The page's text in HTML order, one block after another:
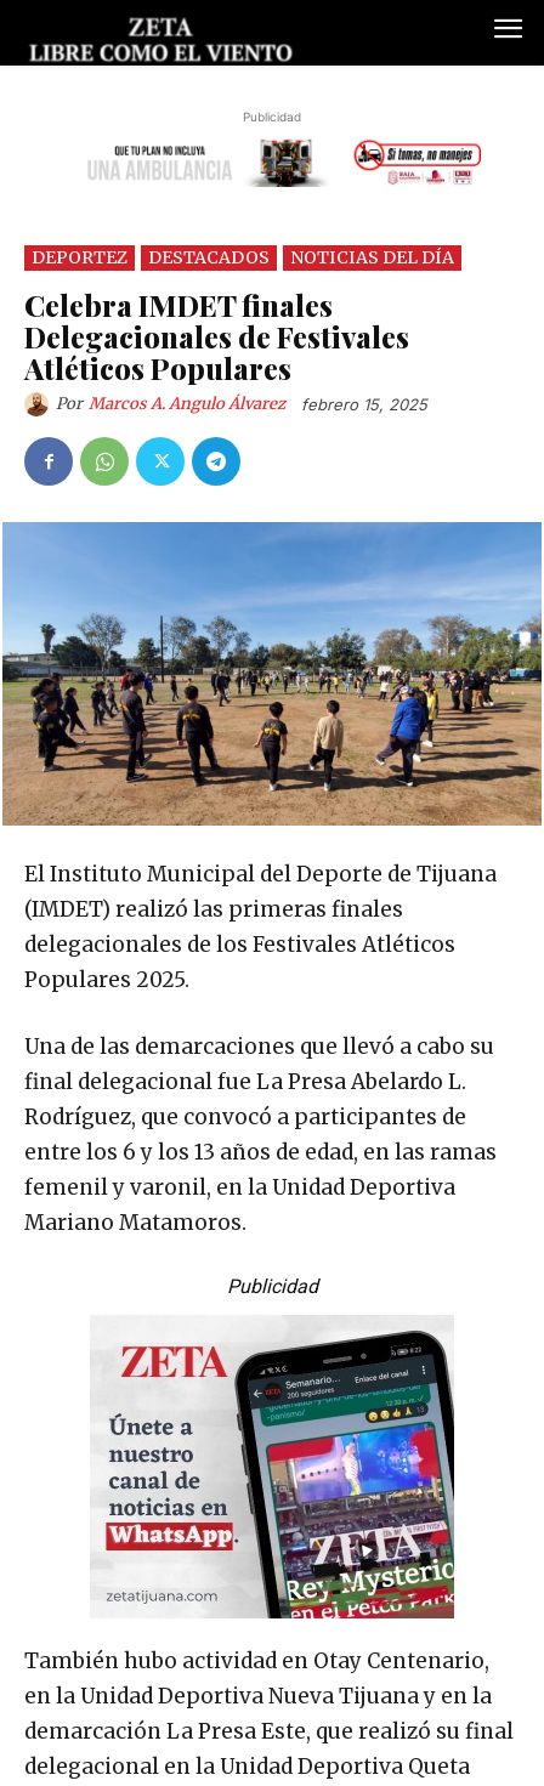
Publicidad
DEPORTEZ DESTACADOS NOTICIAS DEL DÍA
Celebra IMDET finales
Delegacionales de Festivales
Atléticos Populares
Por Marcos A. Angulo Álvarez febrero 15, 2025
El Instituto Municipal del Deporte de Tijuana
(IMDET) realizó las primeras finales
delegacionales de los Festivales Atléticos
Populares 2025.
Una de las demarcaciones que llevó a cabo su
final delegacional fue La Presa Abelardo L.
Rodríguez, que convocó a participantes de
entre los 6 y los 13 años de edad, en las ramas
femenil y varonil, en la Unidad Deportiva
Mariano Matamoros.
Publicidad
También hubo actividad en Otay Centenario,
en la Unidad Deportiva Nueva Tijuana y en la
demarcación La Presa Este, que realizó su final
delegacional en la Unidad Deportiva Queta